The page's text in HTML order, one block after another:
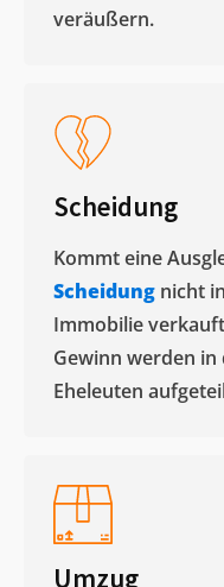
veräußern. ​
Scheidung
Kommt eine
Scheidung nicht
Immobilie
Gewinn werden in
Eheleuten
Umzug